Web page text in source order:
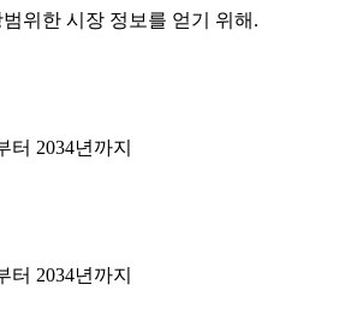
범위한 시장 정보를 얻기 위해.
터 2034년까지
터 2034년까지